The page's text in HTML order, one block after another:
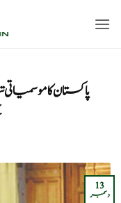
پاکستان کا
13
دسمبر